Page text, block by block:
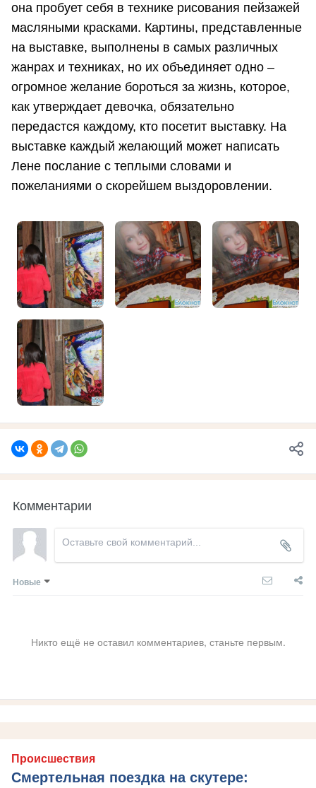
она пробует себя в технике рисования пейзажей
масляными красками. Картины, представленные
на выставке, выполнены в самых различных
жанрах и техниках, но их объединяет одно –
огромное желание бороться за жизнь, которое,
как утверждает девочка, обязательно
передастся каждому, кто посетит выставку. На
выставке каждый желающий может написать
Лене послание с теплыми словами и
пожеланиями о скорейшем выздоровлении.
Комментарии
Новые
Никто ещё не оставил комментариев, станьте первым.
Происшествия
Смертельная поездка на скутере: